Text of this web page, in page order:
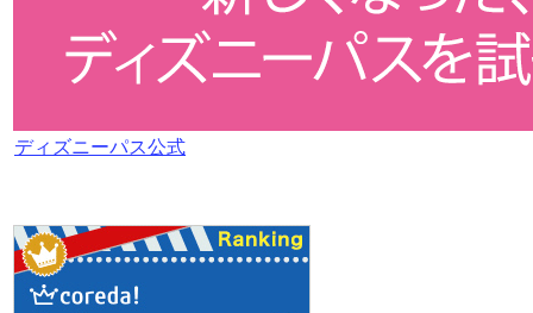
ディズニーパス公式